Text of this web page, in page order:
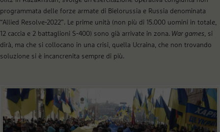
programmata delle forze armate di Bielorussia e Russia denominata
“Allied Resolve-2022”. Le prime unità (non più di 15.000 uomini in totale,
12 caccia e 2 battaglioni S-400) sono già arrivate in zona. War games, si
dirà, ma che si collocano in una crisi, quella Ucraina, che non trovando
soluzione si è incancrenita sempre di più.